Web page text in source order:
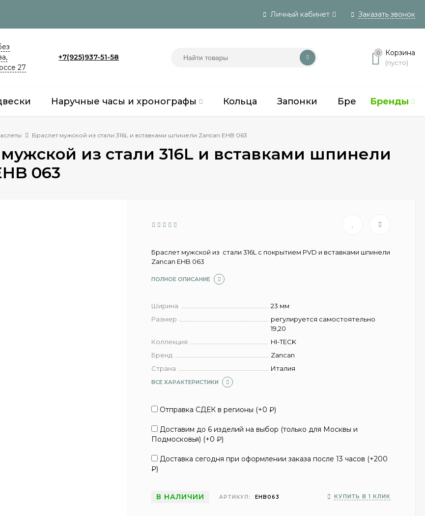
Личный кабинет Заказать звонок
27
+7(925)937-51-58 0 Корзина
(пусто)
Бренды
Наручные часы и хронографы Кольца Запонки Брелки, зажимы
Браслет мужской из стали 316L и вставками шпинели Zancan EHB 063
из стали 316L и вставками шпинели
063
Браслет мужской из стали 316L c покрытием PVD и вставками шпинели
Zancan EHB 063
ПОЛНОЕ ОПИСАНИЕ
Ширина
23 мм
Размер
регулируется самостоятельно
19,20
Коллекция
HI-TECK
Бренд
Zancan
Страна
Италия
ВСЕ ХАРАКТЕРИСТИКИ
Отправка СДЕК в регионы (+0₽)
Доставим до 6 изделий на выбор (только для Москвы и
Подмосковья) (+0₽)
Доставка сегодня при оформлении заказа после 13 часов (+200
₽)
В НАЛИЧИИ АРТИКУЛ: EHB063 КУПИТЬ В 1 КЛИК